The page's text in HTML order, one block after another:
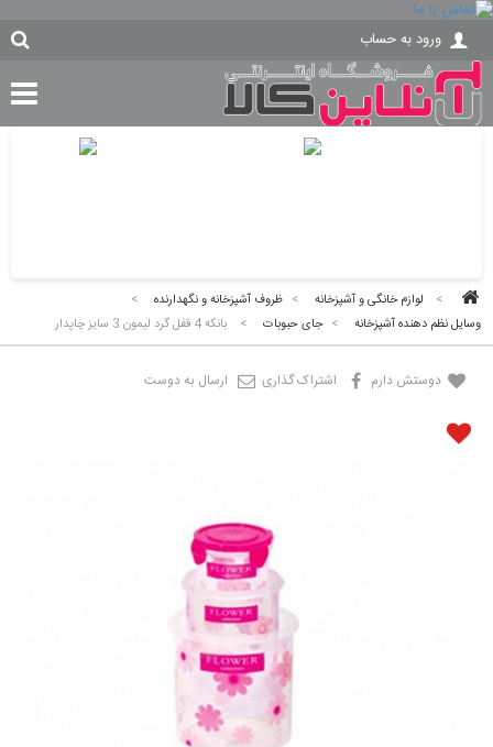
ورود به حساب
> لوازم خانگی و آشپزخانه > ظروف آشپزخانه و نگهدارنده
>
وسایل نظم دهنده آشپزخانه
> جای حبوبات > بانکه 4 قفل گرد لیمون 3 سایز چاپدار
دوستش دارم اشتراک گذاری ارسال به دوست